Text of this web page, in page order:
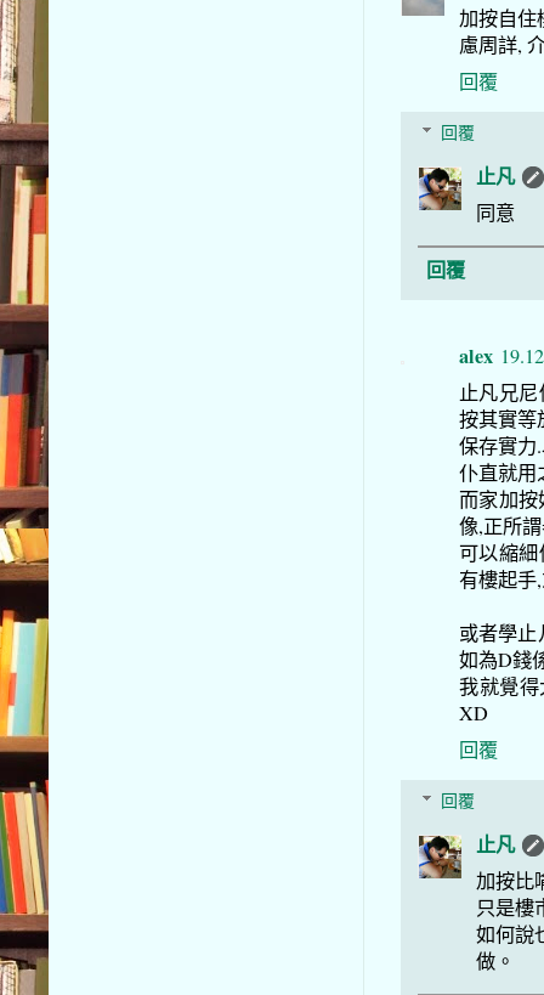
加按自住
慮周詳,
回覆
回覆
止凡
同意
回覆
alex
止凡兄
按其實等
保存實力
仆直就用
而家加按
像,正所
可以縮
有樓起手
或者學
如為D錢
我就覺
XD
回覆
回覆
止凡
加按比
只是樓
如何說
做。